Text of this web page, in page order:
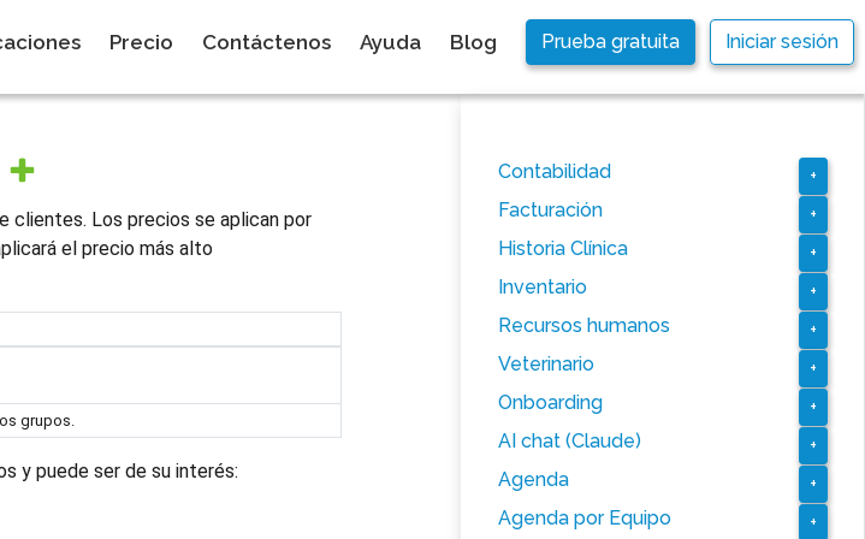
Precio Contáctenos Ayuda Blog Prueba gratuita Iniciar sesión
clientes. Los precios se aplican por
el precio más alto
grupos.
y puede ser de su interés:
Contabilidad +
Facturación +
Historia Clínica +
Inventario +
Recursos humanos +
Veterinario +
Onboarding +
AI chat (Claude) +
Agenda +
Agenda por Equipo +